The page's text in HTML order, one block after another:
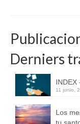
Derniers
INDEX
11 junio,
Los